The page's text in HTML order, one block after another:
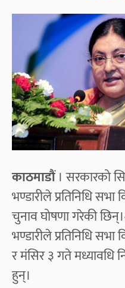
काठमाडौं। सरकारको
भण्डारीले प्रतिनिधि सभा
चुनाव घोषणा गरेकी
भण्डारीले प्रतिनिधि
र मंसिर ३ गते मध्यावधि
हुन्‌।